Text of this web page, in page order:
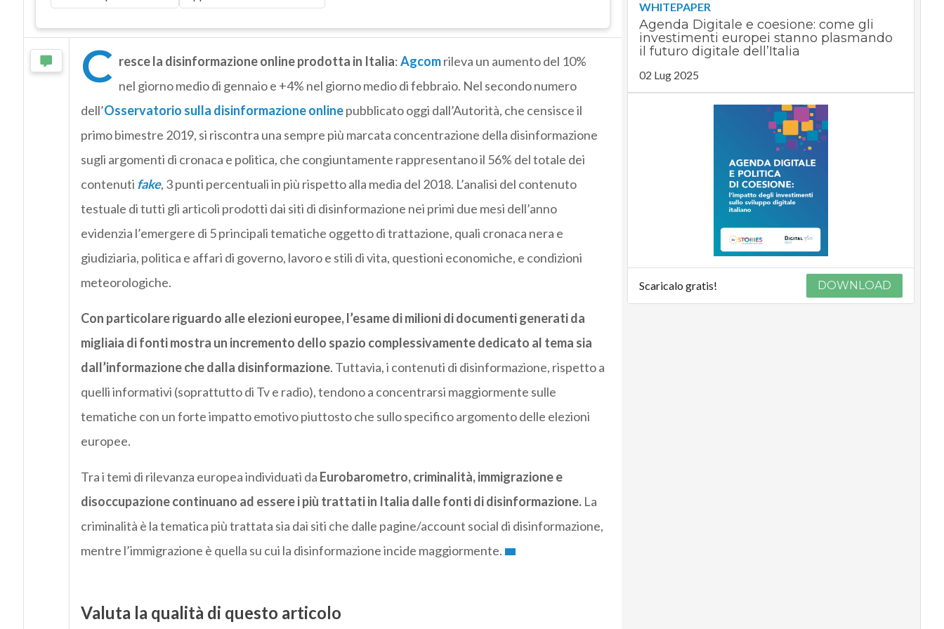
C resce la disinformazione online prodotta in Italia:Agcomrileva un aumento del 10%
nel giorno medio di gennaio e +4% nel giorno medio di febbraio. Nel secondo numero
dell’Osservatorio sulla disinformazione onlinepubblicato oggi dall’Autorità, che censisce il
primo bimestre 2019, si riscontra una sempre più marcata concentrazione della disinformazione
sugli argomenti di cronaca e politica, che congiuntamente rappresentano il 56% del totale dei
contenuti fake, 3 punti percentuali in più rispetto alla media del 2018. L’analisi del contenuto
testuale di tutti gli articoli prodotti dai siti di disinformazione nei primi due mesi dell’anno
evidenzia l’emergere di 5 principali tematiche oggetto di trattazione, quali cronaca nera e
giudiziaria, politica e affari di governo, lavoro e stili di vita, questioni economiche, e condizioni
meteorologiche.
Con particolare riguardo alle elezioni europee, l’esame di milioni di documenti generati da
migliaia di fonti mostra un incremento dello spazio complessivamente dedicato al tema sia
dall’informazione che dalla disinformazione. Tuttavia, i contenuti di disinformazione, rispetto a
quelli informativi (soprattutto di Tv e radio), tendono a concentrarsi maggiormente sulle
tematiche con un forte impatto emotivo piuttosto che sullo specifico argomento delle elezioni
europee.
Tra i temi di rilevanza europea individuati da Eurobarometro, criminalità, immigrazione e
disoccupazione continuano ad essere i più trattati in Italia dalle fonti di disinformazione.La
criminalità è la tematica più trattata sia dai siti che dalle pagine/account social di disinformazione,
mentre l’immigrazione è quella su cui la disinformazione incide maggiormente.
Valuta la qualità di questo articolo
WHITEPAPER
Agenda Digitale e coesione: come gli
investimenti europei stanno plasmando
il futuro digitale dell’Italia
02 Lug 2025
Scaricalo gratis! DOWNLOAD